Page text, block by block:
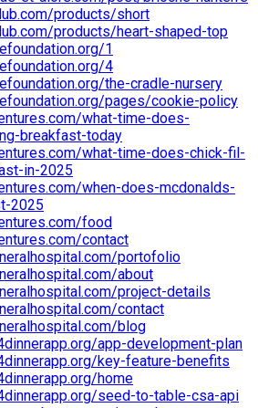
products/short
products/heart-shaped-top
1
4
the-cradle-nursery
pages/cookie-policy
what-time-does-
breakfast-today
what-time-does-chick-fil-
in-2025
when-does-mcdonalds-
2025
food
contact
portofolio
about
project-details
contact
blog
app-development-plan
key-feature-benefits
home
seed-to-table-csa-api